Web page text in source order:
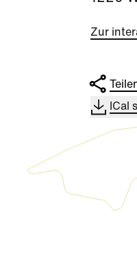
Zur
ICal